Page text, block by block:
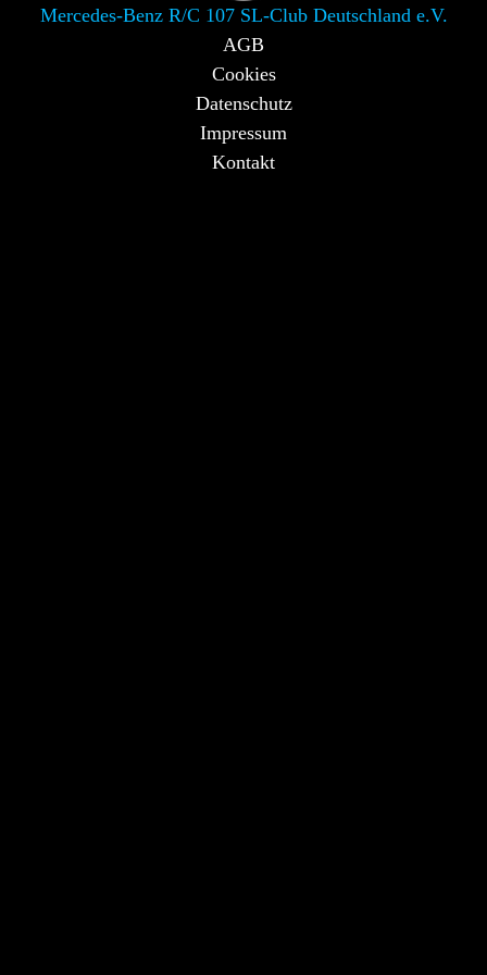
Mercedes-Benz R/C 107 SL-Club Deutschland e.V.
AGB
Cookies
Datenschutz
Impressum
Kontakt